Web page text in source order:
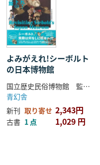
よみがえれ!シーボルト
の日本博物館
国立歴史民俗博物館 監修
青幻舎
新刊 取り寄せ 2,343円
古書 1 点 1,029 円